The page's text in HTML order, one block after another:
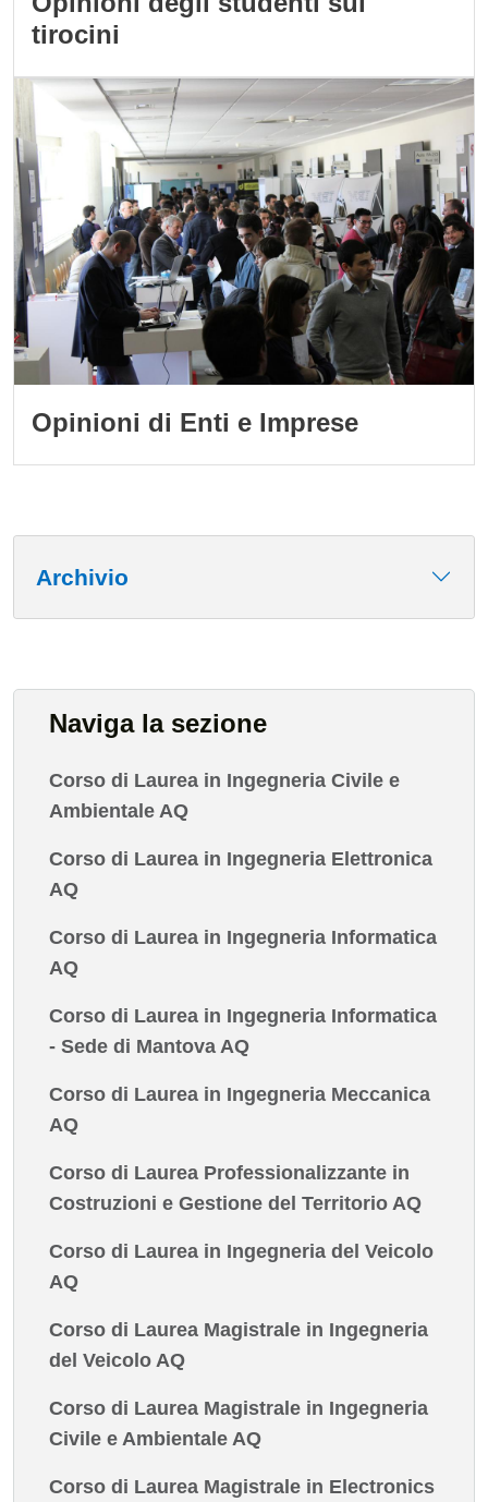
tirocini
Immagine
Opinioni di Enti e Imprese
Archivio
Naviga la sezione
Corso di Laurea in Ingegneria Civile e
Ambientale AQ
Corso di Laurea in Ingegneria Elettronica
AQ
Corso di Laurea in Ingegneria Informatica
AQ
Corso di Laurea in Ingegneria Informatica
- Sede di Mantova AQ
Corso di Laurea in Ingegneria Meccanica
AQ
Corso di Laurea Professionalizzante in
Costruzioni e Gestione del Territorio AQ
Corso di Laurea in Ingegneria del Veicolo
AQ
Corso di Laurea Magistrale in Ingegneria
del Veicolo AQ
Corso di Laurea Magistrale in Ingegneria
Civile e Ambientale AQ
Corso di Laurea Magistrale in Electronics